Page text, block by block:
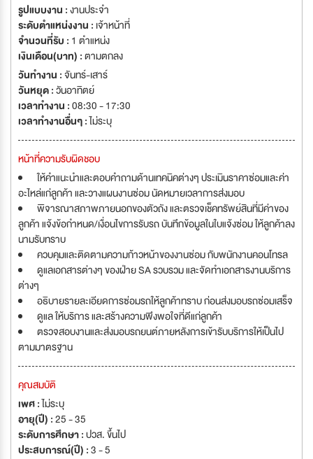
รูปแบบงาน :งานประจำ
ระดับตำแหน่งงาน : เจ้าหน้าที่
จำนวนที่รับ : 1 ตำแหน่ง
เงินเดือน(บาท) :ตามตกลง
วันทำงาน :จันทร์-เสาร์
วันหยุด :วันอาทิตย์
เวลาทำงาน :08:30 - 17:30
เวลาทำงานอื่นๆ :ไม่ระบุ
หน้าที่ความรับผิดชอบ
ให้คำแนะนำและตอบคำถามด้านเทคนิคต่างๆ ประเมินราคาซ่อมและค่า
อะไหล่แก่ลูกค้า และวางแผนงานซ่อม นัดหมายเวลาการส่งมอบ
พิจารณาสภาพภายนอกของตัวถัง และตรวจเช็คทรัพย์สินที่มีค่าของ
ลูกค้า แจ้งข้อกำหนด/เงื่อนไขการรับรถ บันทึกข้อมูลในใบแจ้งซ่อม ให้ลูกค้าลง
นามรับทราบ
ควบคุมและติดตามความก้าวหน้าของงานซ่อม กับพนักงานคอนโทรล
ดูแลเอกสารต่างๆ ของฝ่าย SA รวบรวม และจัดทำเอกสารงานบริการ
ต่างๆ
อธิบายรายละเอียดการซ่อมรถให้ลูกค้าทราบ ก่อนส่งมอบรถซ่อมเสร็จ
ดูแล ให้บริการ และสร้างความพึงพอใจที่ดีแก่ลูกค้า
ตรวจสอบงานและส่งมอบรถยนต์ภายหลังการเข้ารับบริการให้เป็นไป
ตามมาตรฐาน
คุณสมบัติ
เพศ :ไม่ระบุ
อายุ(ปี) :25 - 35
ระดับการศึกษา :ปวส. ขึ้นไป
ประสบการณ์(ปี) :3 - 5